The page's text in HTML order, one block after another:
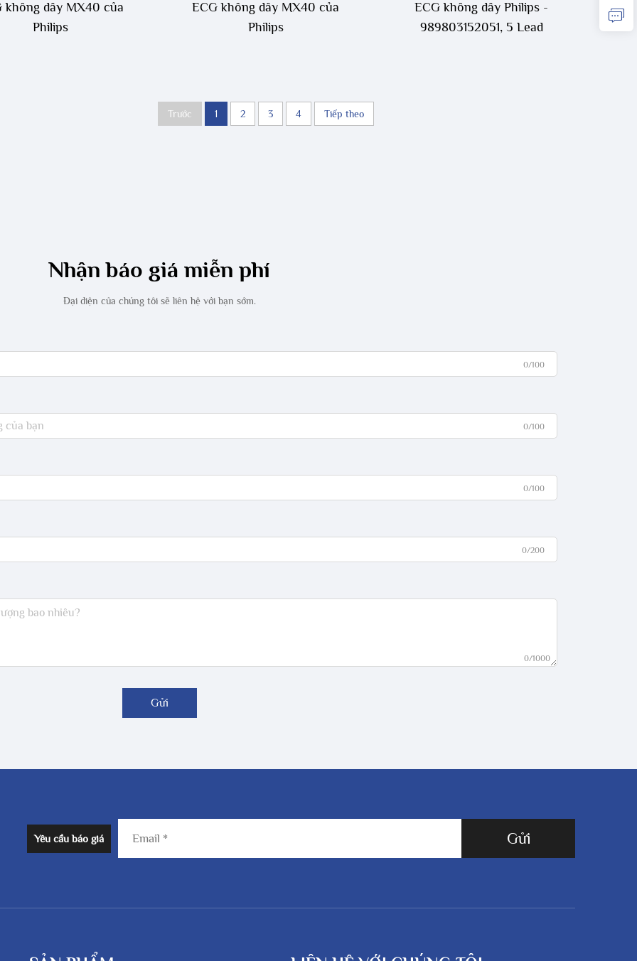
không dây MX40 của
Philips
ECG không dây MX40 của
Philips
ECG không dây Philips -
989803152051, 5 Lead
Trước 1 2 3 4 Tiếp theo
Nhận báo giá miễn phí
Đại diện của chúng tôi sẽ liên hệ với bạn sớm.
0/100
0/100
0/100
0/200
0/1000
Gửi
Yêu cầu báo giá Gửi